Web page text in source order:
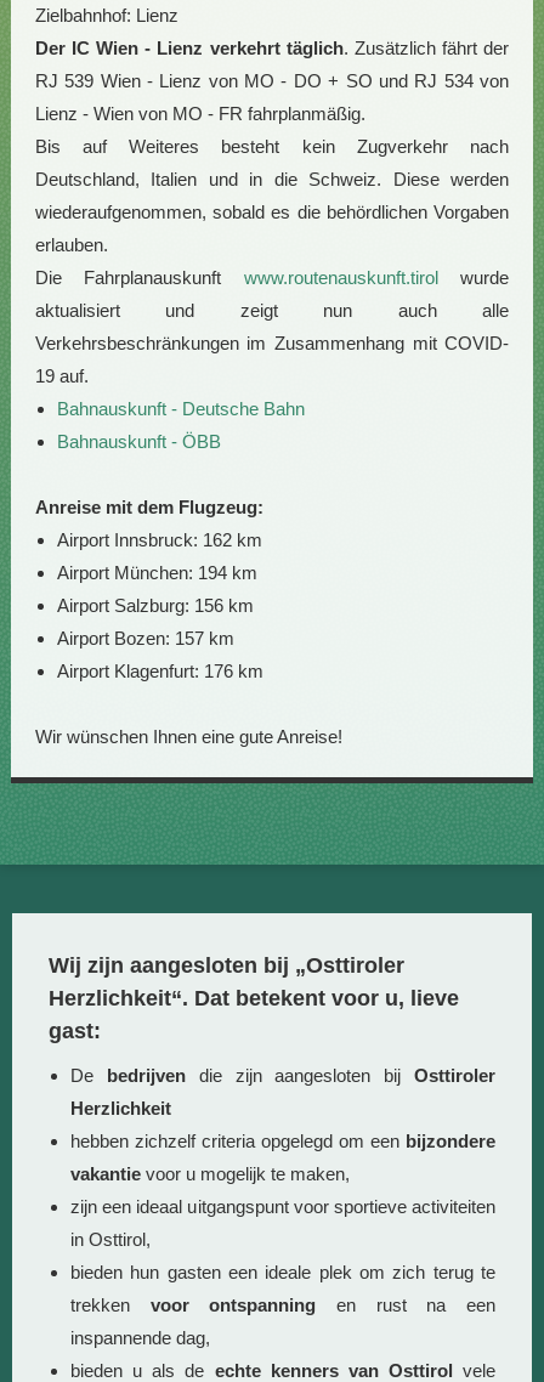
Zielbahnhof: Lienz
Der IC Wien - Lienz verkehrt täglich. Zusätzlich fährt der
RJ 539 Wien - Lienz von MO - DO + SO und RJ 534 von
Lienz - Wien von MO - FR fahrplanmäßig.
Bis auf Weiteres besteht kein Zugverkehr nach
Deutschland, Italien und in die Schweiz. Diese werden
wiederaufgenommen, sobald es die behördlichen Vorgaben
erlauben.
Die Fahrplanauskunft www.routenauskunft.tirolwurde
aktualisiert und zeigt nun auch alle
Verkehrsbeschränkungen im Zusammenhang mit COVID-
19 auf.
Bahnauskunft - Deutsche Bahn
Bahnauskunft - ÖBB
Anreise mit dem Flugzeug:
Airport Innsbruck: 162 km
Airport München: 194 km
Airport Salzburg: 156 km
Airport Bozen: 157 km
Airport Klagenfurt: 176 km
Wir wünschen Ihnen eine gute Anreise!
Wij zijn aangesloten bij „Osttiroler
Herzlichkeit“. Dat betekent voor u, lieve
gast:
De bedrijvendie zijn aangesloten bijOsttiroler
Herzlichkeit
hebben zichzelf criteria opgelegd om een bijzondere
vakantie voor u mogelijk te maken,
zijn een ideaal uitgangspunt voor sportieve activiteiten
in Osttirol,
bieden hun gasten een ideale plek om zich terug te
trekken voor ontspanning en rust na een
inspannende dag,
bieden u als de echte kenners van Osttirol vele